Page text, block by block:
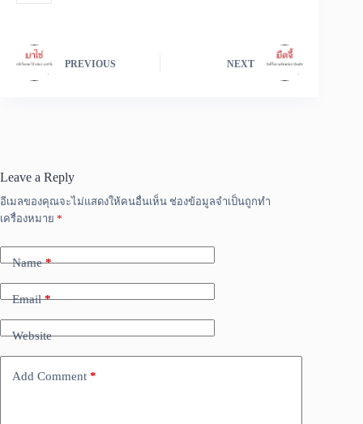
PREVIOUS NEXT
Leave a Reply
อีเมลของคุณจะไม่แสดงให้คนอื่นเห็น ช่องข้อมูลจำเป็นถูกทำ
เครื่องหมาย *
Name*
Email*
Website
Add Comment *